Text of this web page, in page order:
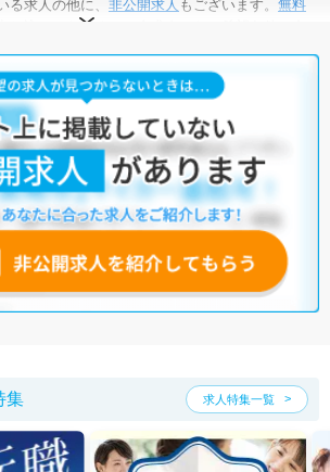
る求人の他に、 非公開求人 もございます。 無料
し込みいただくと、全求人からご希望条件に合
師求人では以下のような条件が人気です。
なめ ・ 未経験OK 正社員(正職員)
がございますので、「こだわり条件」から検索
問い合わせください。
から検索いただくことも可能です。
にお申し込みいただくと、ご希望条件をヒアリン
いたします。
ていない方は人気の希望条件をピックアップし
集 求人特集一覧